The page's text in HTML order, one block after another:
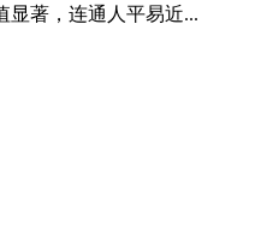
显著，连通人平易近...